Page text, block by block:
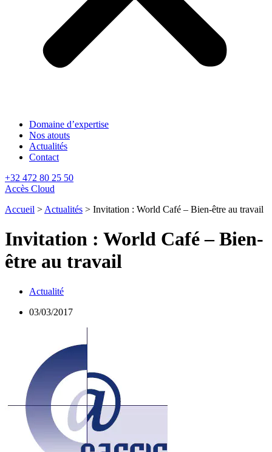
Domaine d’expertise
Nos atouts
Actualités
Contact
+32 472 80 25 50
Accès Cloud
Accueil > Actualités > Invitation : World Café – Bien-être au travail
Invitation : World Café – Bien-
être au travail
Actualité
03/03/2017